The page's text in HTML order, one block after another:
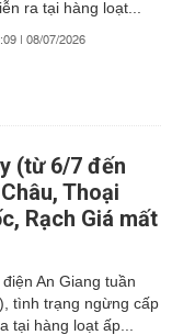
ra tại hàng loạt...
| 08/07/2026
(từ 6/7 đến
Thoại
Rạch Giá mất
An Giang tuần
tình trạng ngừng cấp
tại hàng loạt ấp...